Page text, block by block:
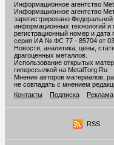
Информационное агентство
Информационное агентство
зарегистрировано
информационных технологий и
регистрационный номер и дата
серия ИА № ФС 77 - 85704 от 03
Новости, аналитика, цены,
драгоценных металлов.
Использование открытых
гиперссылкой на MetalTorg.Ru
Мнение авторов материалов,
не совпадать с мнением
Контакты
Подписка Реклама
RSS